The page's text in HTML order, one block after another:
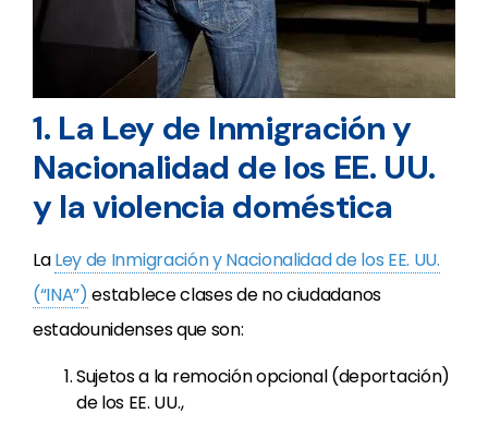
1. La Ley de Inmigración y
Nacionalidad de los EE. UU.
y la violencia doméstica
LaLey de Inmigración y Nacionalidad de los EE. UU.
(“INA”)establece clases de no ciudadanos
estadounidenses que son:
Sujetos a la remoción opcional (deportación)
de los EE. UU.,